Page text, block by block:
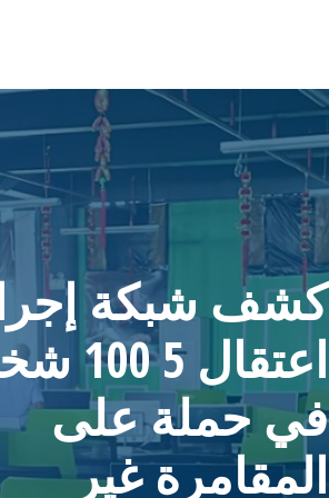
كشف شبكة
اعتقال
في حملة على
المقامرة غير